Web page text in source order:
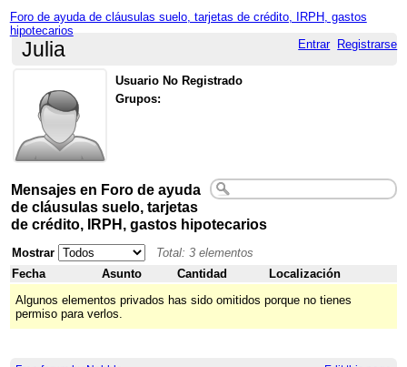
Foro de ayuda de cláusulas suelo, tarjetas de crédito, IRPH, gastos
hipotecarios
Entrar
Registrarse
Julia
Usuario No Registrado
Grupos:
Mensajes en Foro de ayuda
de cláusulas suelo, tarjetas
de crédito, IRPH, gastos hipotecarios
Mostrar
Total: 3 elementos
Fecha
Asunto Cantidad
Localización
Algunos elementos privados has sido omitidos porque no tienes
permiso para verlos.